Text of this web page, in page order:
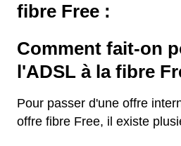
fibre Free :
Comment fait-on
l'ADSL à la fibre
Pour passer d'une offre
offre fibre Free, il existe